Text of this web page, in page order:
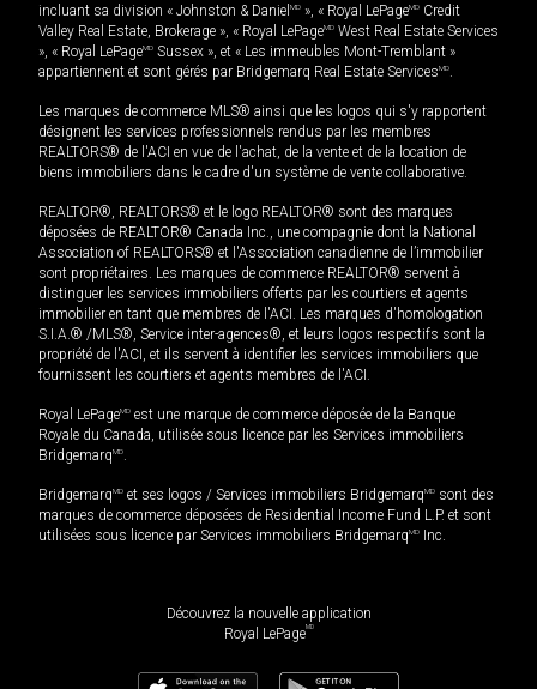
incluant sa division « Johnston & Daniel MD », « Royal LePageMD Credit
Valley Real Estate, Brokerage », « Royal LePageMD West Real Estate Services
», « Royal LePageMD Sussex », et « Les immeubles Mont-Tremblant »
appartiennent et sont gérés par Bridgemarq Real Estate ServicesMD.
Les marques de commerce MLS® ainsi que les logos qui s'y rapportent
désignent les services professionnels rendus par les membres
REALTORS® de l'ACI en vue de l'achat, de la vente et de la location de
biens immobiliers dans le cadre d'un système de vente collaborative.
REALTOR®, REALTORS® et le logo REALTOR® sont des marques
déposées de REALTOR® Canada Inc., une compagnie dont la National
Association of REALTORS® et l'Association canadienne de l’immobilier
sont propriétaires. Les marques de commerce REALTOR® servent à
distinguer les services immobiliers offerts par les courtiers et agents
immobilier en tant que membres de l'ACI. Les marques d'homologation
S.I.A.® /MLS®, Service inter-agences®, et leurs logos respectifs sont la
propriété de l'ACI, et ils servent à identifier les services immobiliers que
fournissent les courtiers et agents membres de l'ACI.
Royal LePageMD est une marque de commerce déposée de la Banque
Royale du Canada, utilisée sous licence par les Services immobiliers
BridgemarqMD.
BridgemarqMD et ses logos / Services immobiliers BridgemarqMD sont des
marques de commerce déposées de Residential Income Fund L.P. et sont
utilisées sous licence par Services immobiliers BridgemarqMD Inc.
Découvrez la nouvelle application
Royal LePageMD